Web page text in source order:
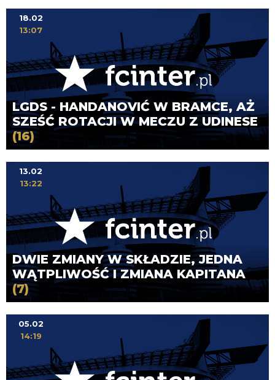
LGDS - HANDANOVIĆ W BRAMCE, AŻ
SZEŚĆ ROTACJI W MECZU Z UDINESE
(16)
18.02
13:07
DWIE ZMIANY W SKŁADZIE, JEDNA
WĄTPLIWOŚĆ I ZMIANA KAPITANA
(7)
13.02
13:22
05.02
14:19